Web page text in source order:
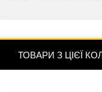
ТОВАРИ З ЦІЄЇ